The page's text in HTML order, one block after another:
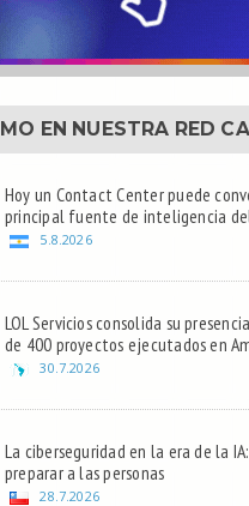
EN NUESTRA RED
Hoy un Contact Center puede
principal fuente de inteligencia
5.8.2026
LOL Servicios consolida su
de 400 proyectos ejecutados en
30.7.2026
La ciberseguridad en la era de la
preparar a las personas
28.7.2026